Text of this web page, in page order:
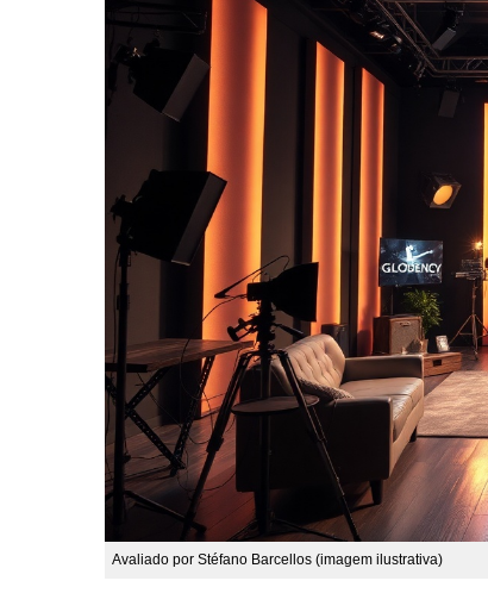
Avaliado por Stéfano Barcellos (imagem ilustrativa)